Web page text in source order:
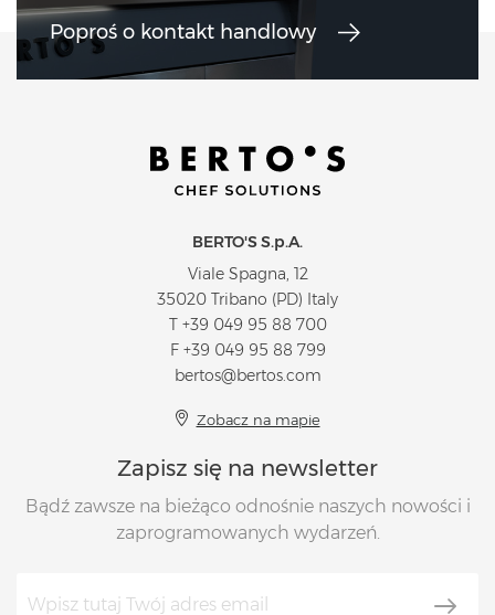
Poproś o kontakt handlowy
BERTO'S S.p.A.
Viale Spagna, 12
35020 Tribano (PD) Italy
T +39 049 95 88 700
F +39 049 95 88 799
bertos@bertos.com
Zobacz na mapie
Zapisz się na newsletter
Bądź zawsze na bieżąco odnośnie naszych nowości i
zaprogramowanych wydarzeń.